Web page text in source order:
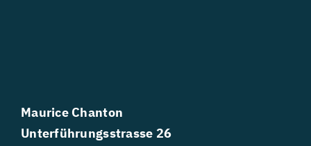
Maurice Chanton
Unterführungsstrasse 26